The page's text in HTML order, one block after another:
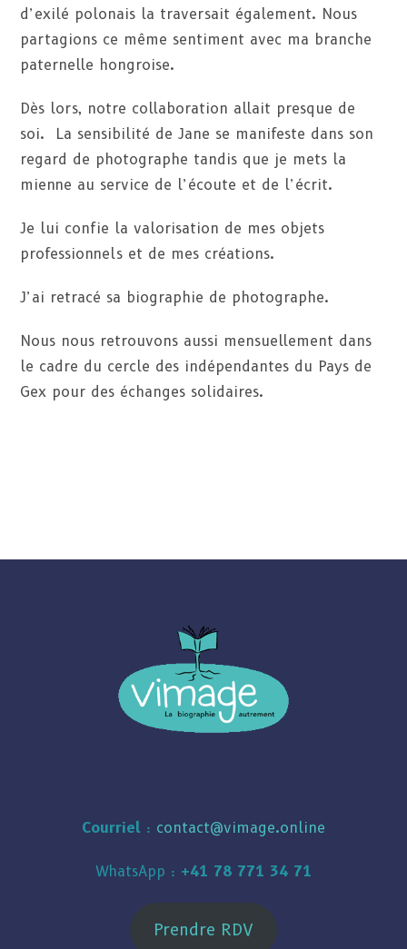
d’exilé polonais la traversait également. Nous
partagions ce même sentiment avec ma branche
paternelle hongroise.
Dès lors, notre collaboration allait presque de
soi. La sensibilité de Jane se manifeste dans son
regard de photographe tandis que je mets la
mienne au service de l’écoute et de l’écrit.
Je lui confie la valorisation de mes objets
professionnels et de mes créations.
J’ai retracé sa biographie de photographe.
Nous nous retrouvons aussi mensuellement dans
le cadre du cercle des indépendantes du Pays de
Gex pour des échanges solidaires.
Courriel : contact@vimage.online
WhatsApp : +41 78 771 34 71
Prendre RDV